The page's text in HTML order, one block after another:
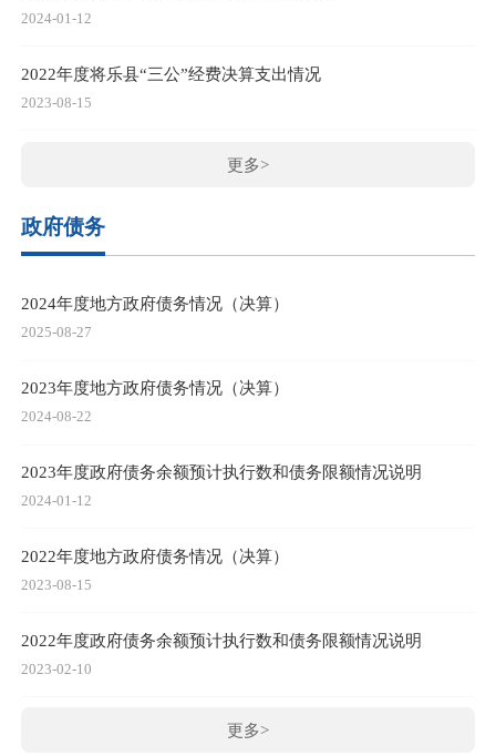
2024-01-12
2022年度将乐县“三公”经费决算支出情况
2023-08-15
更多>
政府债务
2024年度地方政府债务情况（决算）
2025-08-27
2023年度地方政府债务情况（决算）
2024-08-22
2023年度政府债务余额预计执行数和债务限额情况说明
2024-01-12
2022年度地方政府债务情况（决算）
2023-08-15
2022年度政府债务余额预计执行数和债务限额情况说明
2023-02-10
更多>